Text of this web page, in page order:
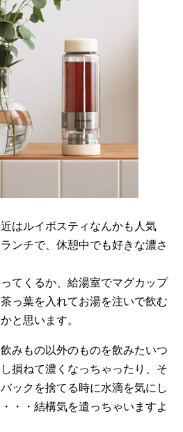
はルイボスティなんかも人気
ンチで、休憩中でも好きな濃さ
てくるか、給湯室でマグカップ
っ葉を入れてお湯を注いで飲む
と思います。
みもの以外のものを飲みたいつ
損ねて濃くなっちゃったり、そ
ックを捨てる時に水滴を気にし
・・結構気を遣っちゃいますよ